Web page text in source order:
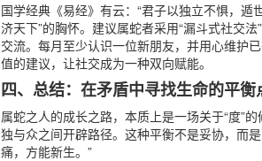
国学经典《易经》有云：“君子以独立不惧，
济天下”的胸怀。建议属蛇者采用“漏斗式社交
交流。每月至少认识一位新朋友，并用心维护
值的建议，让社交成为一种双向赋能。
四、总结：在矛盾中寻找生命的平衡
属蛇之人的成长之路，本质上是一场关于“度”
独与众之间开辟路径。这种平衡不是妥协，而
痛，方能新生。”